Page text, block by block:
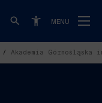
MENU
Akademia Górnośląska